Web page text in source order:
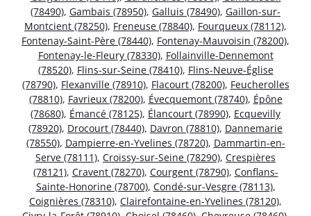
(78490), Gambais (78950), Galluis (78490), Gaillon-sur-
Montcient (78250), Freneuse (78840), Fourqueux (78112),
Fontenay-Saint-Père (78440), Fontenay-Mauvoisin (78200),
Fontenay-le-Fleury (78330), Follainville-Dennemont
(78520), Flins-sur-Seine (78410), Flins-Neuve-Église
(78790), Flexanville (78910), Flacourt (78200), Feucherolles
(78810), Favrieux (78200), Évecquemont (78740), Épône
(78680), Émancé (78125), Élancourt (78990), Ecquevilly
(78920), Drocourt (78440), Davron (78810), Dannemarie
(78550), Dampierre-en-Yvelines (78720), Dammartin-en-
Serve (78111), Croissy-sur-Seine (78290), Crespières
(78121), Cravent (78270), Courgent (78790), Conflans-
Sainte-Honorine (78700), Condé-sur-Vesgre (78113),
Coignières (78310), Clairefontaine-en-Yvelines (78120),